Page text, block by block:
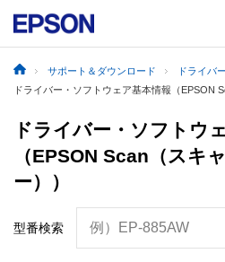
サポート＆ダウンロード
ドライバ
ドライバー・ソフトウェア基本情報（EPSON
ドライバー・ソフトウ
（EPSON Scan（スキ
ー））
型番検索 例）EP-885AW